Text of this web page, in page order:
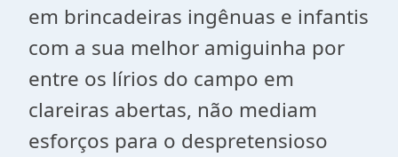
em brincadeiras ingênuas e infantis
com a sua melhor amiguinha por
entre os lírios do campo em
clareiras abertas, não mediam
esforços para o despretensioso